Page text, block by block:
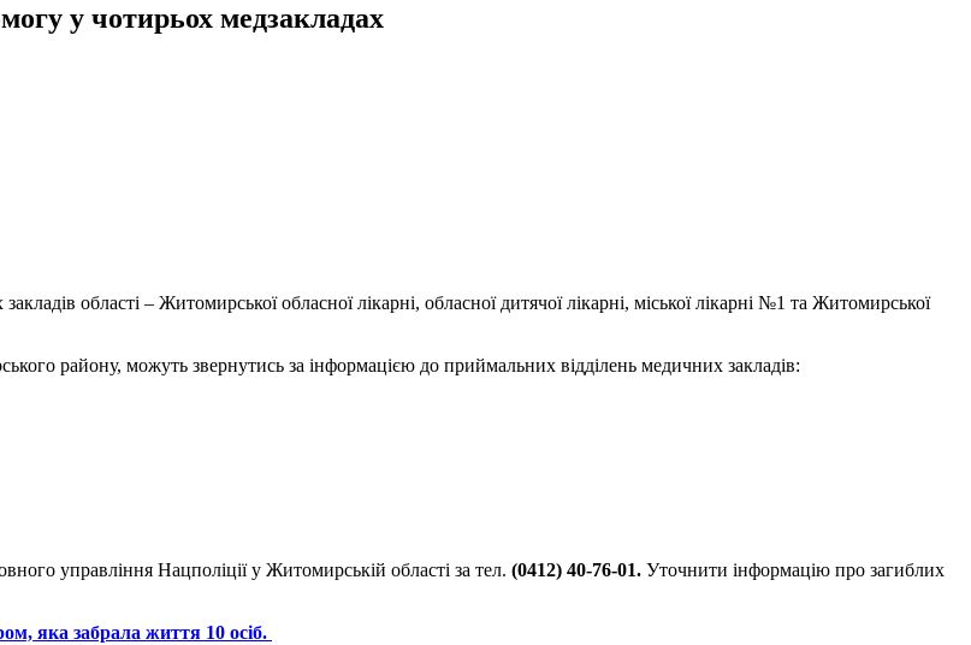
у чотирьох медзакладах
області – Житомирської обласної лікарні, обласної дитячої лікарні, міської лікарні №1 та Житомирської
району, можуть звернутись за інформацією до приймальних відділень медичних закладів:
управління Нацполіції у Житомирській області за тел. (0412) 40-76-01. Уточнити інформацію про загиблих
яка забрала життя 10 осіб.